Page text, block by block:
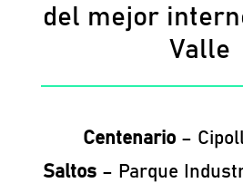
del mejor
Valle
Centenario –
Saltos – Parque